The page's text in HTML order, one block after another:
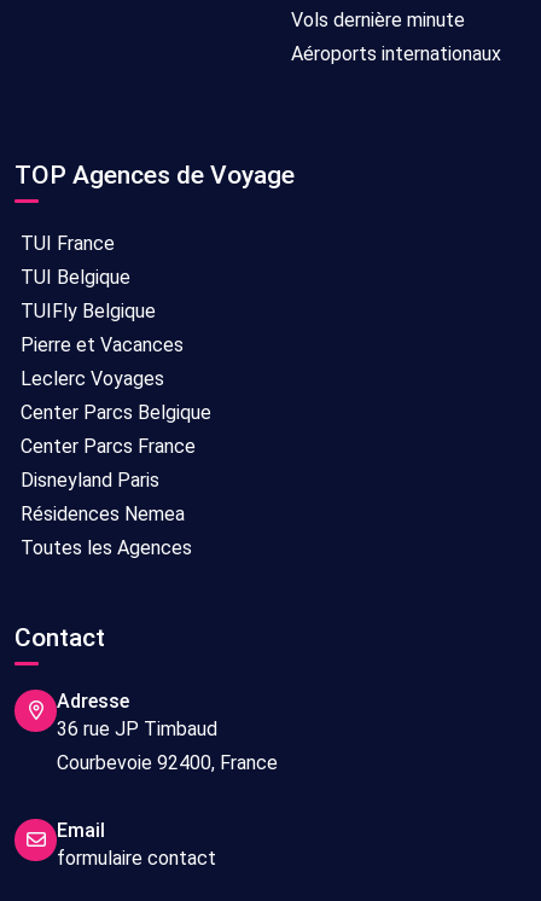
Vols dernière minute
Aéroports internationaux
TOP Agences de Voyage
TUI France
TUI Belgique
TUIFly Belgique
Pierre et Vacances
Leclerc Voyages
Center Parcs Belgique
Center Parcs France
Disneyland Paris
Résidences Nemea
Toutes les Agences
Contact
Adresse
36 rue JP Timbaud
Courbevoie 92400, France
Email
formulaire contact